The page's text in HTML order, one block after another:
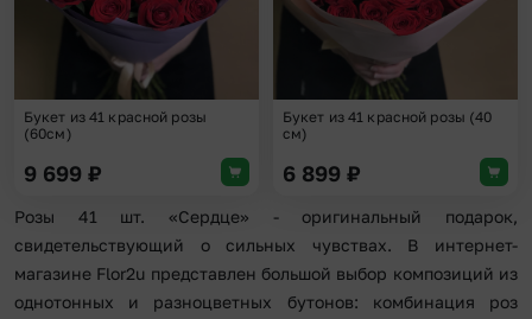
Букет из 41 красной розы
(60см)
9 699 ₽
Букет из 41 красной розы (40
см)
6 899 ₽
Розы 41 шт. «Сердце» - оригинальный подарок,
свидетельствующий о сильных чувствах. В интернет-
магазине Flor2u представлен большой выбор композиций из
однотонных и разноцветных бутонов: комбинация роз